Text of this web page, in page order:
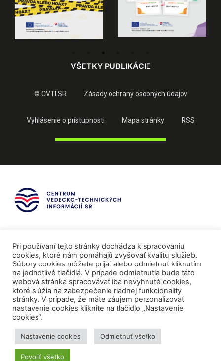
VŠETKY PUBLIKÁCIE
© CVTI SR Zásady ochrany osobných údajov
Vyhlásenie o prístupnosti Mapa stránky RSS
Mediálni partneri
Pri používaní tejto stránky dochádza k spracovaniu
cookies, ktoré nám pomáhajú zvyšovať kvalitu služieb.
Súbory cookies môžete prijať alebo odmietnuť kliknutím
na jednotlivé tlačidlá. V prípade odmietnutia bude táto
webová stránka spracovávať iba nevyhnuté cookies,
ktoré slúžia na zabezpečenie riadnej funkcionality
stránky. V prípade, že máte záujem perzonalizovať
nastavenie cookies kliknite na tlačidlo „Nastavenie
cookies“.
Nastavenie cookies Odmietnuť všetko
Povoliť všetko